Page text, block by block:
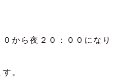
から夜２０：００になり
。